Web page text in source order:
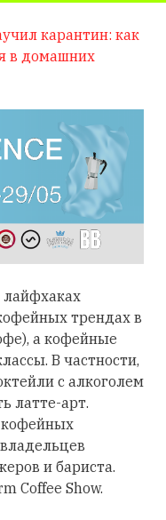
карантин: как
в домашних
трендах в
а кофейные
В частности,
с алкоголем
латте-арт.
и бариста.
Coffee Show.